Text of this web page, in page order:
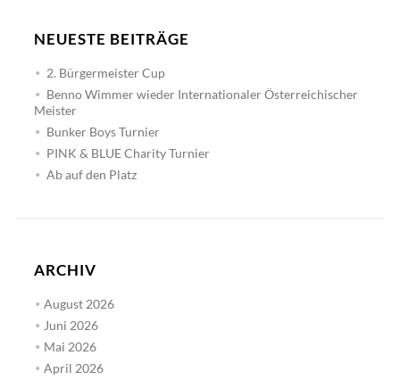
NEUESTE BEITRÄGE
2. Bürgermeister Cup
Benno Wimmer wieder Internationaler Österreichischer
Meister
Bunker Boys Turnier
PINK & BLUE Charity Turnier
Ab auf den Platz
ARCHIV
August 2026
Juni 2026
Mai 2026
April 2026